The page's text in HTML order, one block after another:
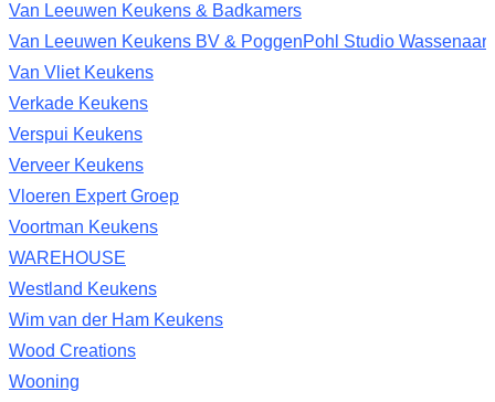
Van Leeuwen Keukens & Badkamers
Van Leeuwen Keukens BV & PoggenPohl Studio Wassenaar
Van Vliet Keukens
Verkade Keukens
Verspui Keukens
Verveer Keukens
Vloeren Expert Groep
Voortman Keukens
WAREHOUSE
Westland Keukens
Wim van der Ham Keukens
Wood Creations
Wooning